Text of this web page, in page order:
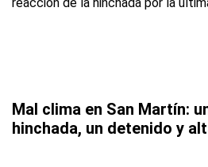
Mal clima en San Martín:
hinchada, un detenido y